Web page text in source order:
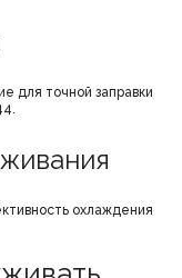
для точной заправки
охлаждения